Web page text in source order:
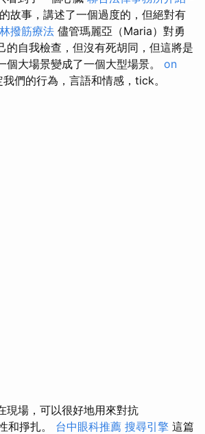
故事，講述了一個過度的，但絕對有
撥筋療法 儘管瑪麗亞（Maria）對勇
的自我檢查，但沒有死胡同，但這將是
個大場景變成了一個大型場景。 on
們的行為，言語和情感，tick。
現場，可以很好地用來對抗
和掙扎。 台中眼科推薦 搜尋引擎 這篇